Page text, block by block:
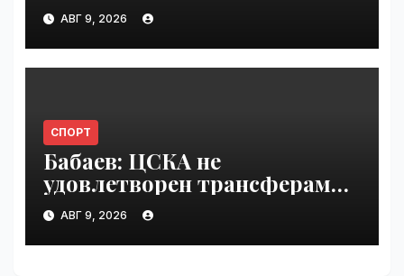
VseTime.ru
АВГ 9, 2026
СПОРТ
Бабаев: ЦСКА не
удовлетворен трансферами |
VseTime.ru
АВГ 9, 2026